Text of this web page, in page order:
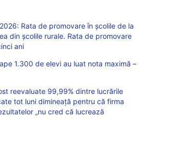
Rata de promovare în școlile de la
din școlile rurale. Rata de promovare
ani
1.300 de elevi au luat nota maximă –
reevaluate 99,99% dintre lucrările
tot luni dimineață pentru că firma
„nu cred că lucrează